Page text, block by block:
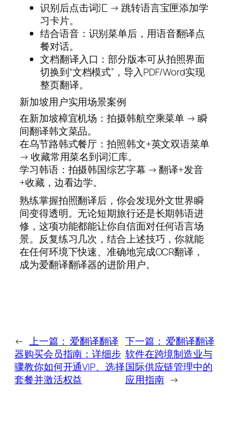
识别后点击词汇 → 跳转语言宝匣添加学
习卡片。
结合语音：识别菜单后，用语音翻译点
餐对话。
文档翻译入口：部分版本可从拍照界面
切换到“文档模式”，导入PDF/Word实现
整页翻译。
新加坡用户实用场景案例
在新加坡樟宜机场：拍摄韩航空乘菜单 → 瞬
间翻译韩文菜品。
在乌节路韩式餐厅：拍照韩文+英文双语菜单
→ 收藏常用菜名到词汇库。
学习韩语：拍摄韩国综艺字幕 → 翻译+发音
+收藏，边看边学。
熟练掌握拍照翻译后，你会发现外文世界瞬
间变得透明。无论短期旅行还是长期韩语进
修，这项功能都能让你自信面对任何语言场
景。反复练习几次，结合上述技巧，你就能
在任何环境下快速、准确地完成OCR翻译，
成为爱翻译翻译器的进阶用户。
← 上一篇： 爱翻译翻译
器购买会员指南：详细步
骤教你如何开通VIP、选择
套餐并激活权益
下一篇： 爱翻译翻译
软件在跨境制造业与
国际供应链管理中的
应用指南 →